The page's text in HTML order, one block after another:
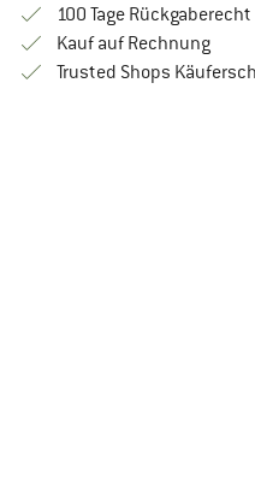
100 Tage Rückgaberecht
Kauf auf Rechnung
Trusted Shops